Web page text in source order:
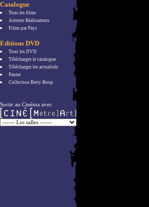
Catalogue
Tous les films
Auteurs Réalisateurs
Films par Pays
Editions DVD
Tous les DVD
Télécharger le catalogue
Télécharger les actualités
Panier
Collection Betty Boop
Sortir au Cinéma avec